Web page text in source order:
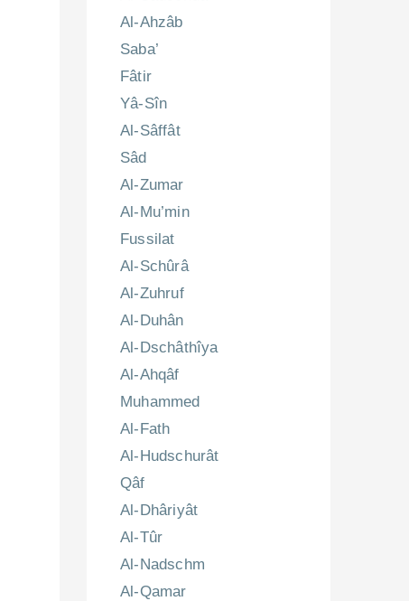
Al-Ahzâb
Saba’
Fâtir
Yâ-Sîn
Al-Sâffât
Sâd
Al-Zumar
Al-Mu’min
Fussilat
Al-Schûrâ
Al-Zuhruf
Al-Duhân
Al-Dschâthîya
Al-Ahqâf
Muhammed
Al-Fath
Al-Hudschurât
Qâf
Al-Dhâriyât
Al-Tûr
Al-Nadschm
Al-Qamar